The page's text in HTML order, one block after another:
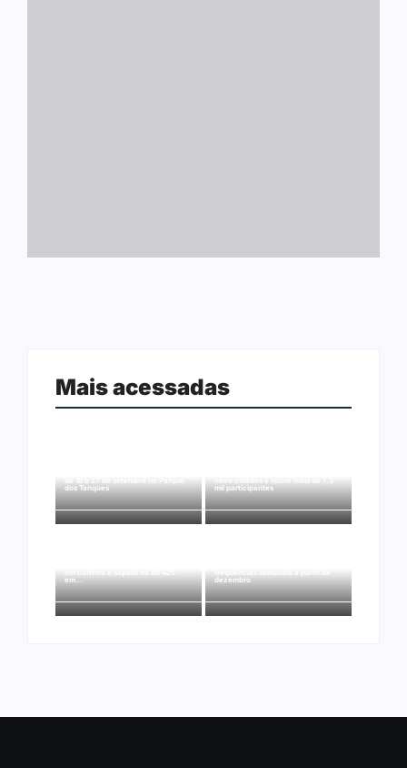
Mais acessadas
dos Tanques
mil participantes
em carteira e sapato na BR 425
em…
frequências semanais a partir de
dezembro